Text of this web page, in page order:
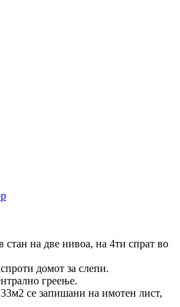
на две нивоа, на 4ти спрат во
домот за слепи.
греење.
се запишани на имотен лист,